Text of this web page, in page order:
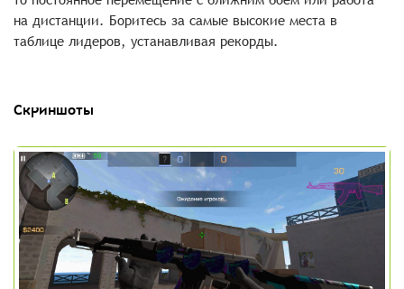
на дистанции. Боритесь за самые высокие места в
таблице лидеров, устанавливая рекорды.
Скриншоты